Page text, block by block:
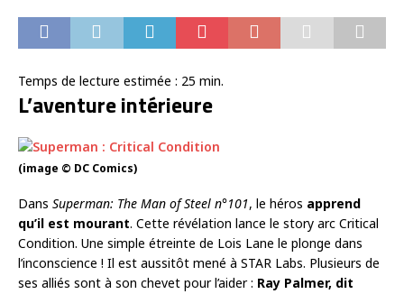
Temps de lecture estimée : 25 min.
L’aventure intérieure
(image © DC Comics)
Dans Superman: The Man of Steel n°101, le héros apprend
qu’il est mourant. Cette révélation lance le story arc Critical
Condition. Une simple étreinte de Lois Lane le plonge dans
l’inconscience ! Il est aussitôt mené à STAR Labs. Plusieurs de
ses alliés sont à son chevet pour l’aider : Ray Palmer, dit